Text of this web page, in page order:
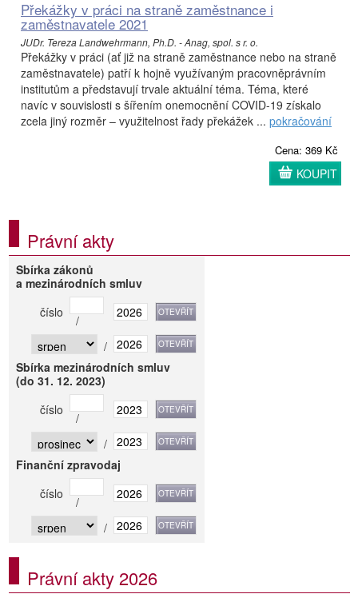
Překážky v práci na straně zaměstnance i
zaměstnavatele 2021
JUDr. Tereza Landwehrmann, Ph.D. - Anag, spol. s r. o.
Překážky v práci (ať již na straně zaměstnance nebo na straně
zaměstnavatele) patří k hojně využívaným pracovněprávním
institutům a představují trvale aktuální téma. Téma, které
navíc v souvislosti s šířením onemocnění COVID-19 získalo
zcela jiný rozměr – využitelnost řady překážek ... pokračování
Cena: 369 Kč
KOUPIT
Právní akty
Sbírka zákonů
a mezinárodních smluv
číslo
/
/
Sbírka mezinárodních smluv
(do 31. 12. 2023)
číslo
/
/
Finanční zpravodaj
číslo
/
/
Právní akty 2026